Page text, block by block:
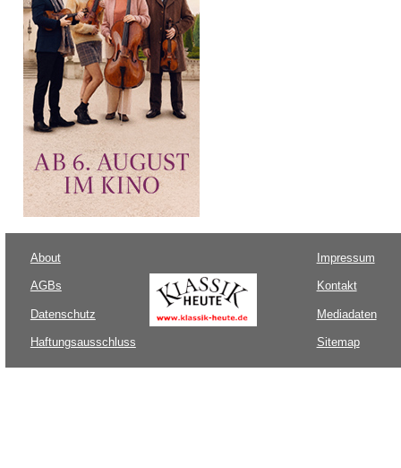
About
AGBs
Datenschutz
Haftungsausschluss
Impressum
Kontakt
Mediadaten
Sitemap